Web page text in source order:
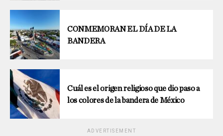
CONMEMORAN EL DÍA DE LA
BANDERA
Cuál es el origen religioso que dio paso a
los colores de la bandera de México
ADVERTISEMENT